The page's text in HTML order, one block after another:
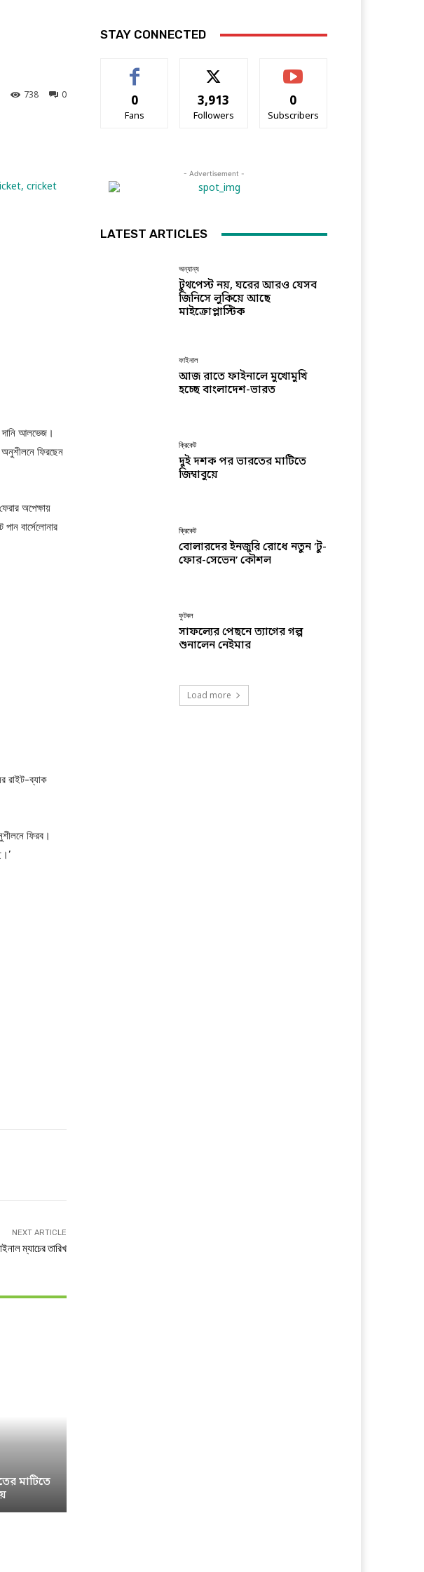
0
738
দানি আলভেজ।
অনুশীলনে ফিরছেন
অপেক্ষায়
বার্সেলোনার
রাইট-ব্যাক
ফিরব।
NEXT ARTICLE
ম্যাচের তারিখ
মাটিতে
STAY CONNECTED
0
Fans
3,913
Followers
0
Subscribers
- Advertisement -
LATEST ARTICLES
অন্যান্য
টুথপেস্ট নয়, ঘরের আরও যেসব
জিনিসে লুকিয়ে আছে
মাইক্রোপ্লাস্টিক
ফাইনাল
আজ রাতে ফাইনালে মুখোমুখি
হচ্ছে বাংলাদেশ-ভারত
ক্রিকেট
দুই দশক পর ভারতের মাটিতে
জিম্বাবুয়ে
ক্রিকেট
বোলারদের ইনজুরি রোধে নতুন ‘টু-
ফোর-সেভেন’ কৌশল
ফুটবল
সাফল্যের পেছনে ত্যাগের গল্প
শুনালেন নেইমার
Load more